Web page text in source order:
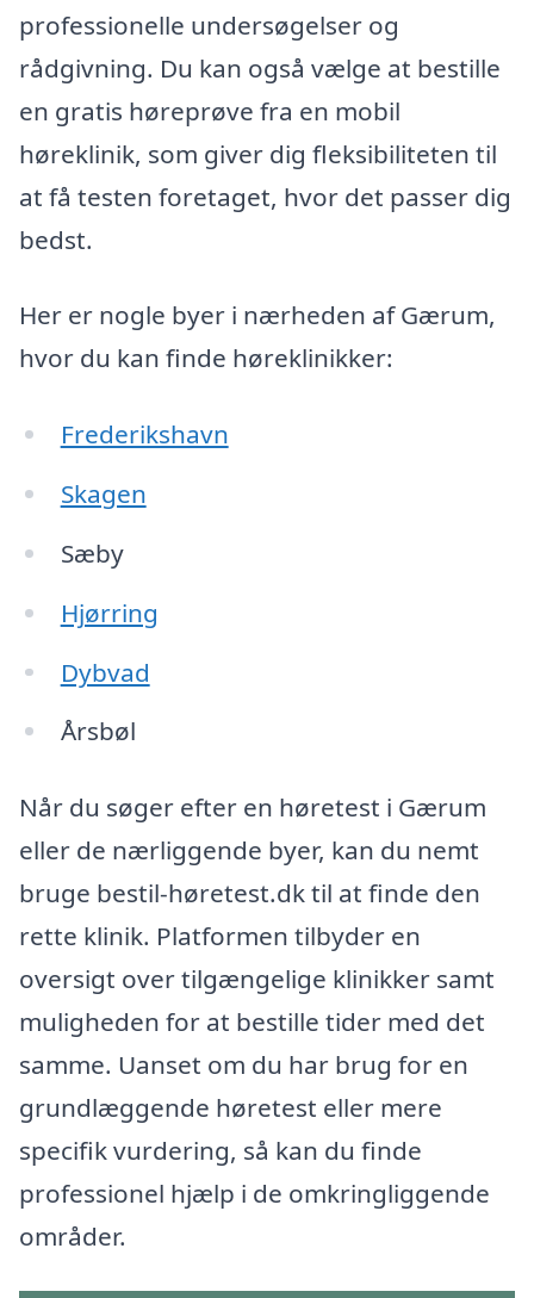
professionelle undersøgelser og
rådgivning. Du kan også vælge at bestille
en gratis høreprøve fra en mobil
høreklinik, som giver dig fleksibiliteten til
at få testen foretaget, hvor det passer dig
bedst.
Her er nogle byer i nærheden af Gærum,
hvor du kan finde høreklinikker:
Frederikshavn
Skagen
Sæby
Hjørring
Dybvad
Årsbøl
Når du søger efter en høretest i Gærum
eller de nærliggende byer, kan du nemt
bruge bestil-høretest.dk til at finde den
rette klinik. Platformen tilbyder en
oversigt over tilgængelige klinikker samt
muligheden for at bestille tider med det
samme. Uanset om du har brug for en
grundlæggende høretest eller mere
specifik vurdering, så kan du finde
professionel hjælp i de omkringliggende
områder.